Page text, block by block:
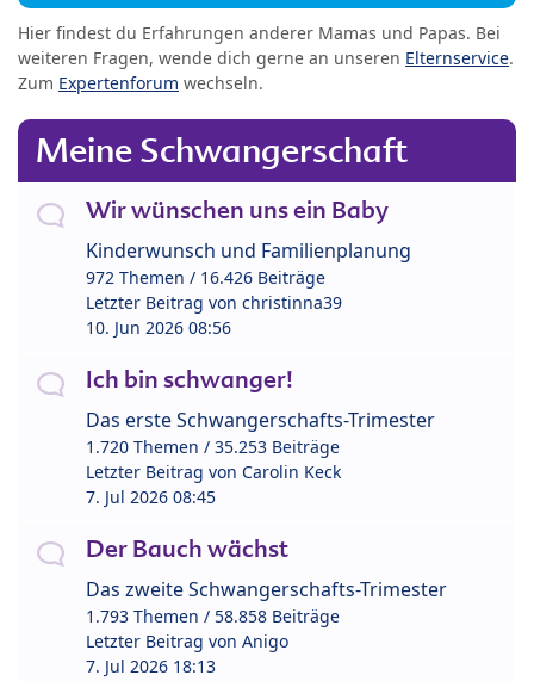
Hier findest du Erfahrungen anderer Mamas und Papas. Bei
weiteren Fragen, wende dich gerne an unseren Elternservice.
Zum Expertenforum wechseln.
Meine Schwangerschaft
Wir wünschen uns ein Baby
Kinderwunsch und Familienplanung
972 Themen / 16.426 Beiträge
Letzter Beitrag von christinna39
10. Jun 2026 08:56
Ich bin schwanger!
Das erste Schwangerschafts-Trimester
1.720 Themen / 35.253 Beiträge
Letzter Beitrag von Carolin Keck
7. Jul 2026 08:45
Der Bauch wächst
Das zweite Schwangerschafts-Trimester
1.793 Themen / 58.858 Beiträge
Letzter Beitrag von Anigo
7. Jul 2026 18:13